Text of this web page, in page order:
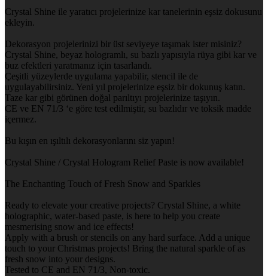
Crystal Shine ile yaratıcı projelerinize kar tanelerinin eşsiz dokusunu
ekleyin.
Dekorasyon projelerinizi bir üst seviyeye taşımak ister misiniz?
Crystal Shine, beyaz hologramlı, su bazlı yapısıyla rüya gibi kar ve
buz efektleri yaratmanız için tasarlandı.
Çeşitli yüzeylerde uygulama yapabilir, stencil ile de
uygulayabilirsiniz. Yeni yıl projelerinize eşsiz bir dokunuş katın.
Taze kar gibi görünen doğal parıltıyı projelerinize taşıyın.
CE ve EN 71/3 ‘e göre test edilmiştir, su bazlıdır ve toksik madde
içermez.
Bu kışın en ışıltılı dekorasyonlarını siz yapın!
Crystal Shine / Crystal Hologram Relief Paste is now available!
The Enchanting Touch of Fresh Snow and Sparkles
Ready to elevate your creative projects? Crystal Shine, a white
holographic, water-based paste, is here to help you create
mesmerising snow and ice effects!
Apply with a brush or stencils on any hard surface. Add a unique
touch to your Christmas projects! Bring the natural sparkle of as
fresh snow into your designs.
Tested to CE and EN 71/3, Non-toxic.